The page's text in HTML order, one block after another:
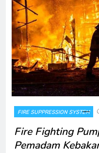
FIRE SUPPRESSION SYSTEM
Fire Fighting
Pemadam